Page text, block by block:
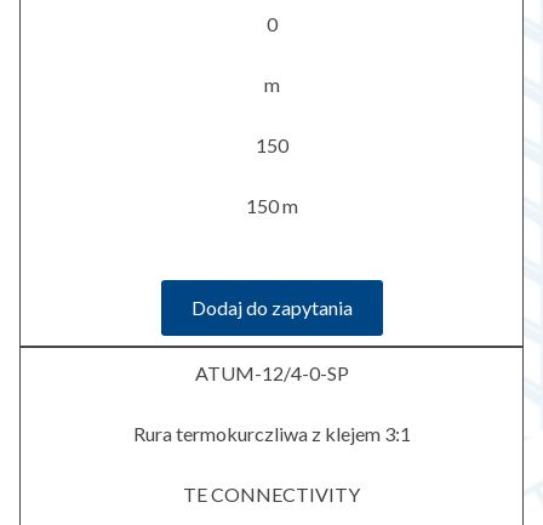
0
m
150
150 m
Dodaj do zapytania
ATUM-12/4-0-SP
Rura termokurczliwa z klejem 3:1
TE CONNECTIVITY